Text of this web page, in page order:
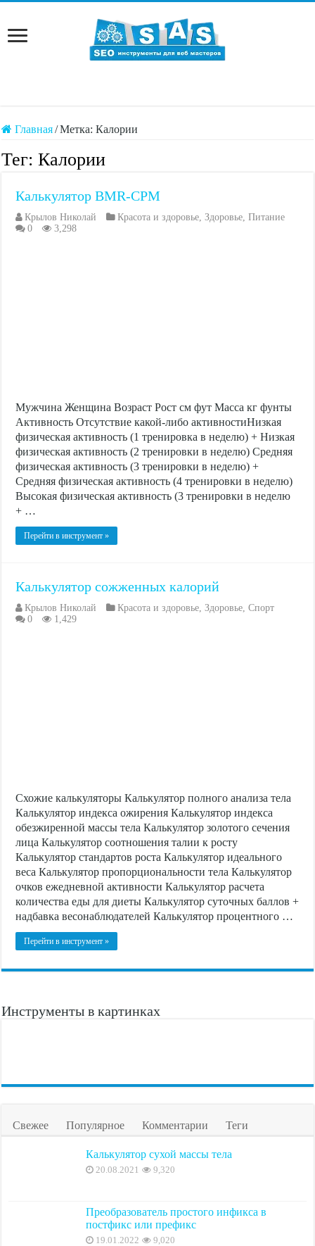
Главная/Метка:Калории
Тег:Калории
Калькулятор BMR-CPM
Крылов Николай Красота и здоровье,Здоровье,Питание
0
3,298
Мужчина Женщина Возраст Рост см фут Масса кг фунты
Активность Отсутствие какой-либо активностиНизкая
физическая активность (1 тренировка в неделю) + Низкая
физическая активность (2 тренировки в неделю) Средняя
физическая активность (3 тренировки в неделю) +
Средняя физическая активность (4 тренировки в неделю)
Высокая физическая активность (3 тренировки в неделю
+ …
Перейти в инструмент »
Калькулятор сожженных калорий
Крылов Николай Красота и здоровье ,Здоровье ,Спорт
0
1,429
Схожие калькуляторы Калькулятор полного анализа тела
Калькулятор индекса ожирения Калькулятор индекса
обезжиренной массы тела Калькулятор золотого сечения
лица Калькулятор соотношения талии к росту
Калькулятор стандартов роста Калькулятор идеального
веса Калькулятор пропорциональности тела Калькулятор
очков ежедневной активности Калькулятор расчета
количества еды для диеты Калькулятор суточных баллов +
надбавка весонаблюдателей Калькулятор процентного …
Перейти в инструмент »
Инструменты в картинках
Свежее Популярное Комментарии Теги
Калькулятор сухой массы тела
20.08.2021 9,320
Преобразователь простого инфикса в
постфикс или префикс
19.01.2022 9,020